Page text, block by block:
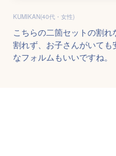
KUMIKAN(40代・女性)
こちらの二箇セットの割
割れず、お子さんがいて
なフォルムもいいですね。